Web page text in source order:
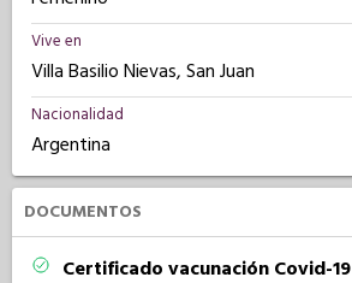
Vive en
Villa Basilio Nievas, San Juan
Nacionalidad
Argentina
DOCUMENTOS
Certificado vacunación Covid-19